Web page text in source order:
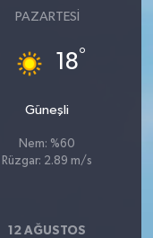
PAZARTESI
18°
Güneşli
Nem: %60
Rüzgar: 2.89 m/s
12 AĞUSTOS